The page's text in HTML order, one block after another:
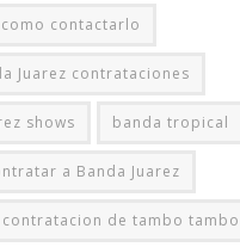
como contactarlo
Juarez contrataciones
shows banda tropical
a Banda Juarez
contratacion de tambo tambo